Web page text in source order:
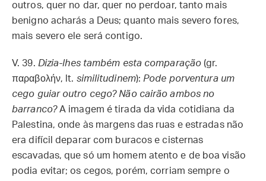
outros, quer no dar, quer no perdoar, tanto mais
benigno acharás a Deus; quanto mais severo fores,
mais severo ele será contigo.
V. 39. Dizia-lhes também esta comparação (gr.
παραβολήν, lt. similitudinem): Pode porventura um
cego guiar outro cego? Não cairão ambos no
barranco?A imagem é tirada da vida cotidiana da
Palestina, onde às margens das ruas e estradas não
era difícil deparar com buracos e cisternas
escavadas, que só um homem atento e de boa visão
podia evitar; os cegos, porém, corriam sempre o